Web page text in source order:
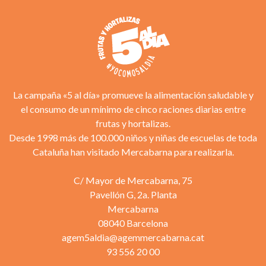
La campaña «5 al día» promueve la alimentación saludable y
el consumo de un mínimo de cinco raciones diarias entre
frutas y hortalizas.
Desde 1998 más de 100.000 niños y niñas de escuelas de toda
Cataluña han visitado Mercabarna para realizarla.
C/ Mayor de Mercabarna, 75
Pavellón G, 2a. Planta
Mercabarna
08040 Barcelona
agem5aldia@agemmercabarna.cat
93 556 20 00